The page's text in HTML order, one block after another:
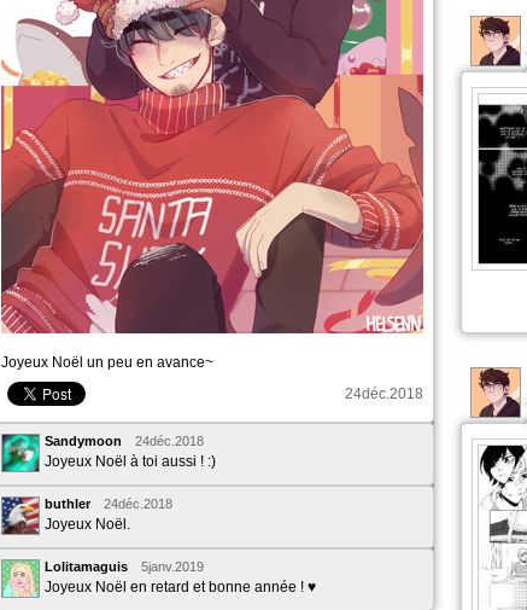
Joyeux Noël un peu en avance~
24déc.2018
Sandymoon 24déc.2018
Joyeux Noël à toi aussi ! :)
buthler 24déc.2018
Joyeux Noël.
Lolitamaguis 5janv.2019
Joyeux Noël en retard et bonne année ! ♥